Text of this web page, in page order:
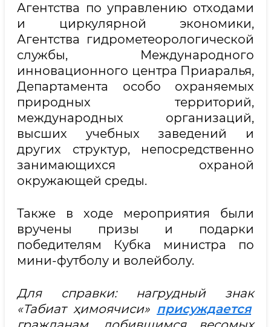
Агентства по управлению отходами
и циркулярной экономики,
Агентства гидрометеорологической
службы, Международного
инновационного центра Приаралья,
Департамента особо охраняемых
природных территорий,
международных организаций,
высших учебных заведений и
других структур, непосредственно
занимающихся охраной
окружающей среды.
Также в ходе мероприятия были
вручены призы и подарки
победителям Кубка министра по
мини-футболу и волейболу.
Для справки: нагрудный знак
«Табиат ҳимоячиси» присуждается